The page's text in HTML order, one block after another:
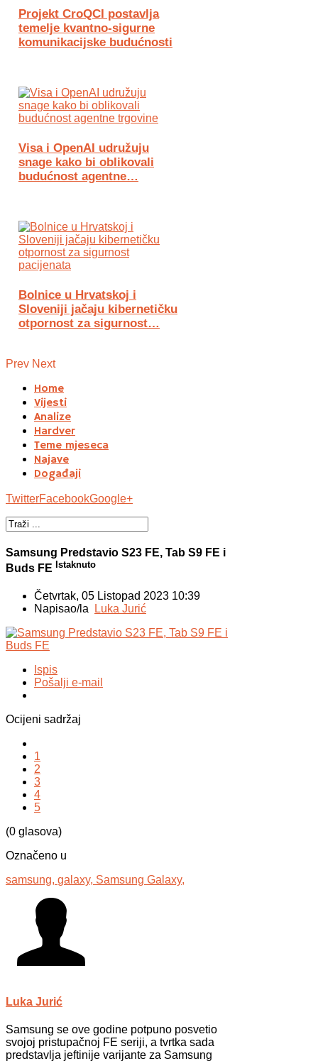
Projekt CroQCI postavlja
temelje kvantno-sigurne
komunikacijske budućnosti
Visa i OpenAI udružuju
snage kako bi oblikovali
budućnost agentne…
Bolnice u Hrvatskoj i
Sloveniji jačaju kibernetičku
otpornost za sigurnost…
Prev Next
Home
Vijesti
Analize
Hardver
Teme mjeseca
Najave
Događaji
TwitterFacebookGoogle+
Samsung Predstavio S23 FE, Tab S9 FE i
Buds FE Istaknuto
Četvrtak, 05 Listopad 2023 10:39
Napisao/la Luka Jurić
Ispis
Pošalji e-mail
Ocijeni sadržaj
1
2
3
4
5
(0 glasova)
Označeno u
samsung, galaxy, Samsung Galaxy,
Luka Jurić
Samsung se ove godine potpuno posvetio
svojoj pristupačnoj FE seriji, a tvrtka sada
predstavlja jeftinije varijante za Samsung